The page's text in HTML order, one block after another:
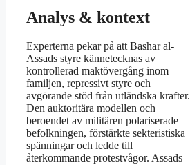
Analys & kontext
Experterna pekar på att Bashar al-
Assads styre kännetecknas av
kontrollerad maktövergång inom
familjen, repressivt styre och
avgörande stöd från utländska krafter.
Den auktoritära modellen och
beroendet av militären polariserade
befolkningen, förstärkte sekteristiska
spänningar och ledde till
återkommande protestvågor. Assads